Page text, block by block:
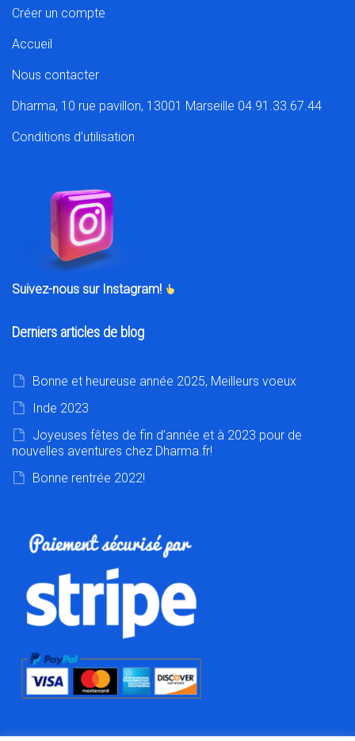
Créer un compte
Accueil
Nous contacter
Dharma, 10 rue pavillon, 13001 Marseille 04.91.33.67.44
Conditions d’utilisation
Suivez-nous sur Instagram!
Derniers articles de blog
Bonne et heureuse année 2025, Meilleurs voeux
Inde 2023
Joyeuses fêtes de fin d’année et à 2023 pour de
nouvelles aventures chez Dharma.fr!
Bonne rentrée 2022!